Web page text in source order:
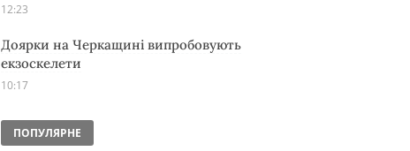
12:23
Доярки на Черкащині випробовують
екзоскелети
10:17
ПОПУЛЯРНЕ